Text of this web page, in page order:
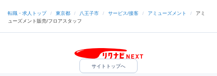
転職・求人トップ / 東京都 / 八王子市 / サービス/接客 / アミューズメント /
アミ
ューズメント販売/フロアスタッフ
サイトトップへ